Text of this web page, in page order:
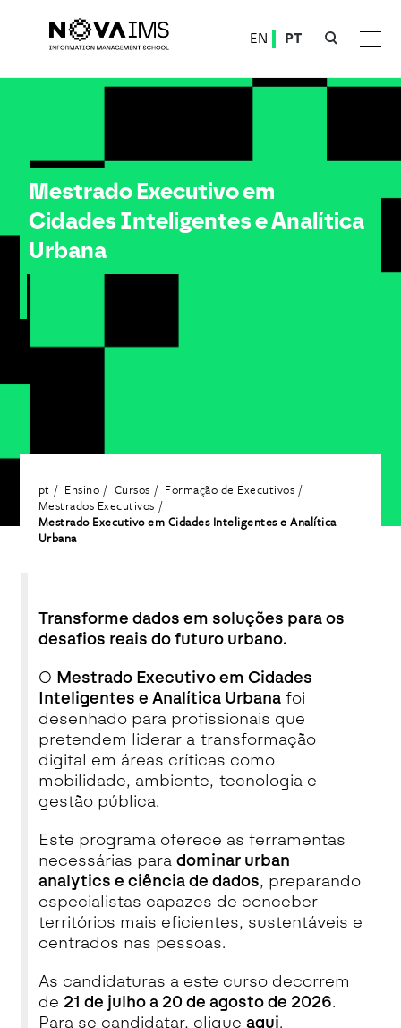
EN PT
Mestrado Executivo em Cidades Inteligentes e Analítica Urbana
Mestrado Executivo em
Cidades Inteligentes e Analítica
Urbana
pt Ensino Cursos
Formação de Executivos
Mestrados Executivos
Mestrado Executivo em Cidades Inteligentes e Analítica
Urbana
Transforme dados em soluções para os
desafios reais do futuro urbano.
O Mestrado Executivo em Cidades
Inteligentes e Analítica Urbanafoi
desenhado para profissionais que
pretendem liderar a transformação
digital em áreas críticas como
mobilidade, ambiente, tecnologia e
gestão pública.
Este programa oferece as ferramentas
necessárias para dominar urban
analytics e ciência de dados, preparando
especialistas capazes de conceber
territórios mais eficientes, sustentáveis e
centrados nas pessoas.
As candidaturas a este curso decorrem
de 21 de julho a 20 de agosto de 2026.
Para se candidatar, clique aqui.